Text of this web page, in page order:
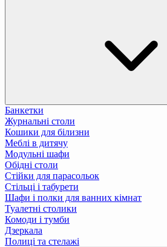
Банкетки
Журнальні столи
Кошики для білизни
Меблі в дитячу
Модульні шафи
Обідні столи
Стійки для парасольок
Стільці і табурети
Шафи і полки для ванних кімнат
Туалетні столики
Комоди і тумби
Дзеркала
Полиці та стелажі